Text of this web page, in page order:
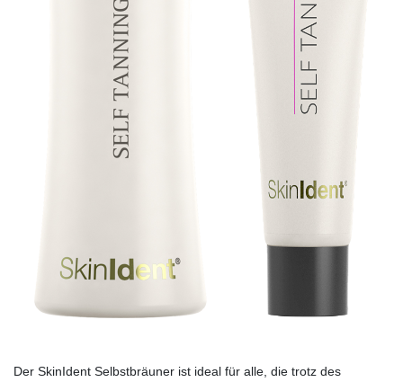
Der SkinIdent Selbstbräuner ist ideal für alle, die trotz des